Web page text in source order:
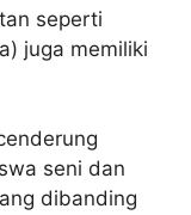
seperti
juga memiliki
seni dan
dibanding